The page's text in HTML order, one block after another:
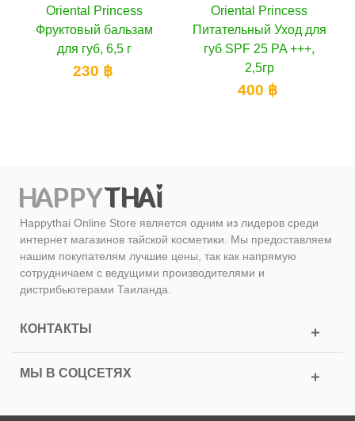
Princess
бальзам
губ, 6,5 г
Oriental Princess
Питательный Уход для
губ SPF 25 PA +++,
Happythai Online Store является одним из лидеров среди
интернет магазинов тайской косметики. Мы предоставляем
нашим покупателям лучшие цены, так как напрямую
сотрудничаем с ведущими производителями и
дистрибьютерами Таиланда.
КОНТАКТЫ
МЫ В СОЦСЕТЯХ